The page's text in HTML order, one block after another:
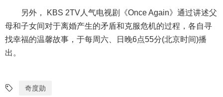
另外， KBS 2TV人气电视剧《Once Again》通过讲述父
母和子女间对于离婚产生的矛盾和克服危机的过程，各自寻
找幸福的温馨故事，于每周六、日晚6点55分(北京时间)播
出。
奇度勋